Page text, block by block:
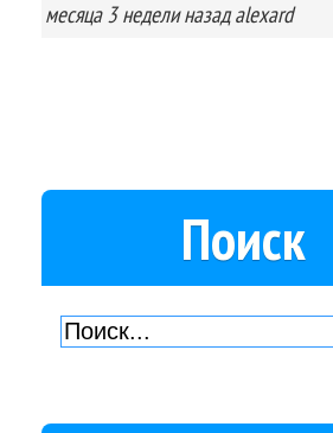
месяца 3 неделиназад alexard
Поиск